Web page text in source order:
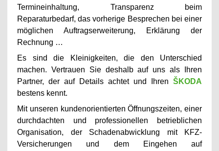
Termineinhaltung, Transparenz beim
Reparaturbedarf, das vorherige Besprechen bei einer
möglichen Auftragserweiterung, Erklärung der
Rechnung …
Es sind die Kleinigkeiten, die den Unterschied
machen. Vertrauen Sie deshalb auf uns als Ihren
Partner, der auf Details achtet und Ihren ŠKODA
bestens kennt.
Mit unseren kundenorientierten Öffnungszeiten, einer
durchdachten und professionellen betrieblichen
Organisation, der Schadenabwicklung mit KFZ-
Versicherungen und dem Eingehen auf